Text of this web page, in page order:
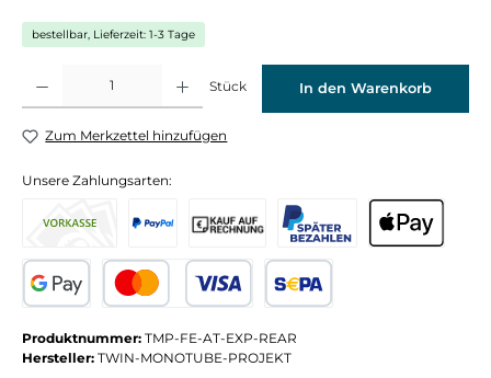
bestellbar, Lieferzeit: 1-3 Tage
Stück In den Warenkorb
Zum Merkzettel hinzufügen
Unsere Zahlungsarten:
Produktnummer: TMP-FE-AT-EXP-REAR
Hersteller: TWIN-MONOTUBE-PROJEKT